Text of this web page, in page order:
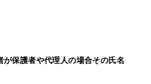
が保護者や代理人の場合その氏名